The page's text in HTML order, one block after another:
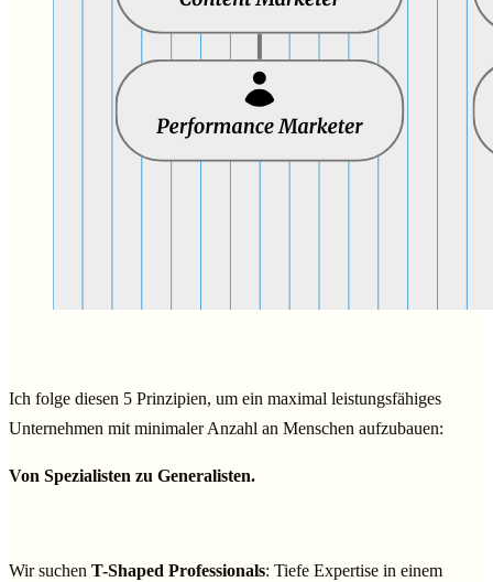
Ich folge diesen 5 Prinzipien, um ein maximal leistungsfähiges
Unternehmen mit minimaler Anzahl an Menschen aufzubauen:
Von Spezialisten zu Generalisten.
Wir suchen T-Shaped Professionals: Tiefe Expertise in einem